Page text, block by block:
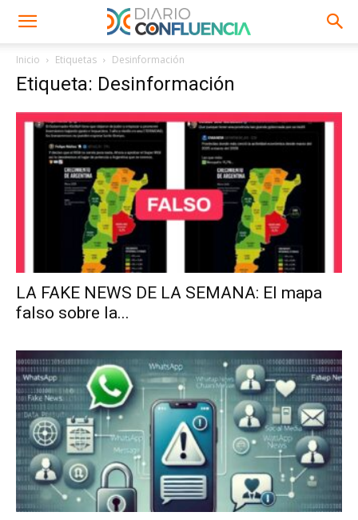
Inicio Etiquetas Desinformación
Etiqueta: Desinformación
LA FAKE NEWS DE LA SEMANA: El mapa
falso sobre la...